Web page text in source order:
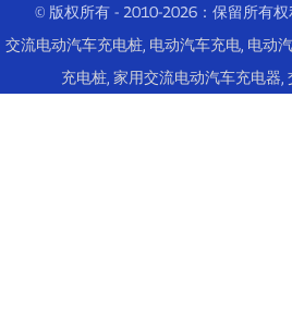
© 版权所有 - 2010-2026：保留所有权
交流电动汽车充电桩, 电动汽车充电, 电动
充电桩, 家用交流电动汽车充电器,